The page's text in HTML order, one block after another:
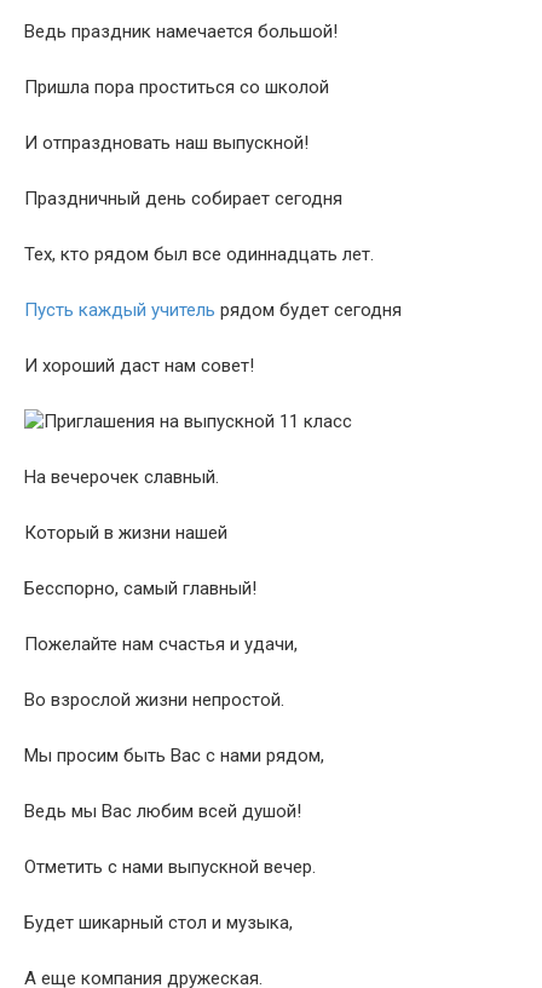
Ведь праздник намечается большой!
Пришла пора проститься со школой
И отпраздновать наш выпускной!
Праздничный день собирает сегодня
Тех, кто рядом был все одиннадцать лет.
Пусть каждый учитель рядом будет сегодня
И хороший даст нам совет!
На вечерочек славный.
Который в жизни нашей
Бесспорно, самый главный!
Пожелайте нам счастья и удачи,
Во взрослой жизни непростой.
Мы просим быть Вас с нами рядом,
Ведь мы Вас любим всей душой!
Отметить с нами выпускной вечер.
Будет шикарный стол и музыка,
А еще компания дружеская.